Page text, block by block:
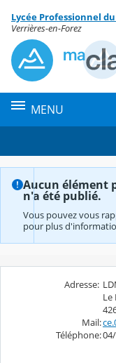
Contenu
Lycée Professionnel
Verrières-en-Forez
MENU
Aucun élément
n'a été publié.
Vous pouvez vous
pour plus
Adresse:
Le
Mail:
Téléphone: